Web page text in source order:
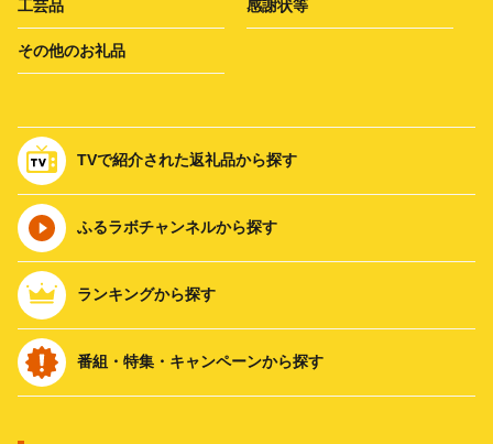
工芸品 感謝状等
その他のお礼品
TVで紹介された返礼品から探す
ふるラボチャンネルから探す
ランキングから探す
番組・特集・キャンペーンから探す